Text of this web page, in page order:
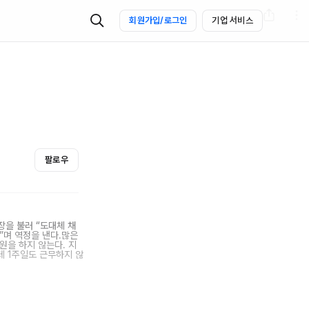
회원가입/로그인 기업 서비스
팔로우
을 불러 “도대체 채
며 역정을 낸다.많은
을 하지 않는다. 지
1주일도 근무하지 않